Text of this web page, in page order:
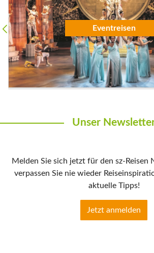
Eventreisen
Unser
Melden Sie sich jetzt für den sz-Reisen
verpassen Sie nie wieder
aktuelle Tipps!
Jetzt anmelden